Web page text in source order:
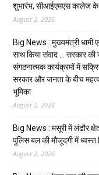
शुभारंभ, सीआईएमएस कालेज के
August 2, 2026
Big News : मुख्यमंत्री धामी
साथ किया संवाद … सरकार
संगठनात्मक कार्यक्रमों में
सरकार और जनता के बीच
भूमिका
August 2, 2026
Big News : मसूरी में लंढौर
पुलिस बल की मौजूदगी में ध्वस्त
August 2, 2026